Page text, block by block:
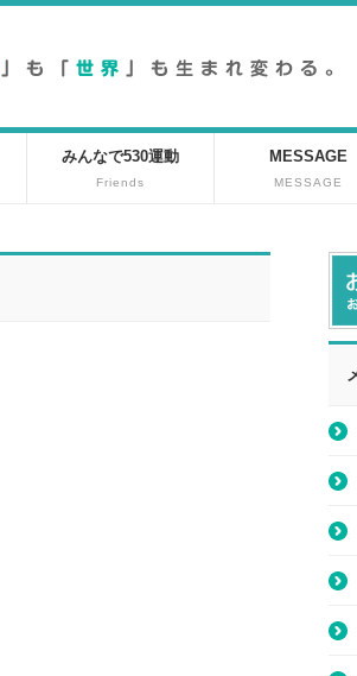
みんなで530運動
Friends
MESSAGE
MESSAGE